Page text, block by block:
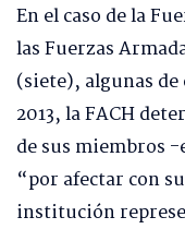
En el caso de la
las Fuerzas
(siete), algunas
2013, la FACH
de sus miembros
“por afectar con
institución